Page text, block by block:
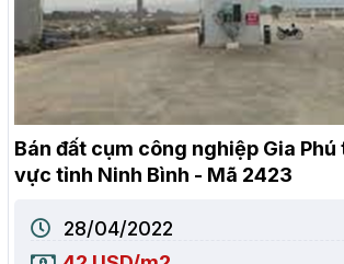
Bán đất cụm công nghiệp Gia Phú
vực tỉnh Ninh Bình - Mã 2423
28/04/2022